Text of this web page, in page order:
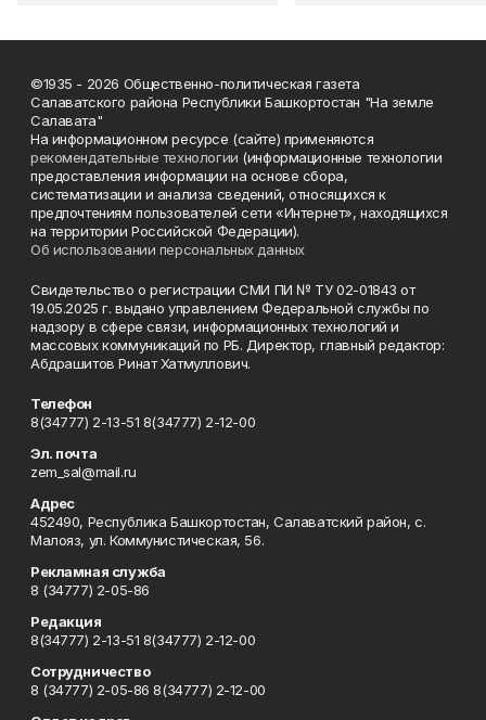
©1935 - 2026 Общественно-политическая газета
Салаватского района Республики Башкортостан "На земле
Салавата"
На информационном ресурсе (сайте) применяются
рекомендательные технологии (информационные технологии
предоставления информации на основе сбора,
систематизации и анализа сведений, относящихся к
предпочтениям пользователей сети «Интернет», находящихся
на территории Российской Федерации).
Об использовании персональных данных
Свидетельство о регистрации СМИ ПИ № ТУ 02-01843 от
19.05.2025 г. выдано управлением Федеральной службы по
надзору в сфере связи, информационных технологий и
массовых коммуникаций по РБ. Директор, главный редактор:
Абдрашитов Ринат Хатмуллович.
Телефон
8(34777) 2-13-51 8(34777) 2-12-00
Эл. почта
zem_sal@mail.ru
Адрес
452490, Республика Башкортостан, Салаватский район, с.
Малояз, ул. Коммунистическая, 56.
Рекламная служба
8 (34777) 2-05-86
Редакция
8(34777) 2-13-51 8(34777) 2-12-00
Сотрудничество
8 (34777) 2-05-86 8(34777) 2-12-00